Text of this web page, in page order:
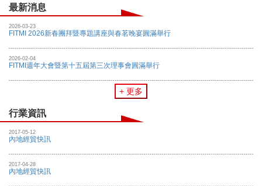
最新消息
2026-03-23
FITMI 2026新春團拜暨專題講座與春茗晚宴圓滿舉行
2026-02-04
FITMI週年大會暨第十五屆第三次理事會圓滿舉行
+ 更多
行業資訊
2017-05-12
內地經貿快訊
2017-04-28
內地經貿快訊